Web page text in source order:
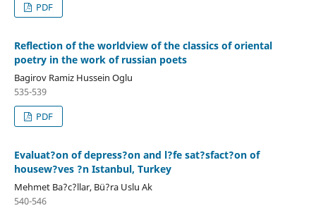
PDF
Reflection of the worldview of the classics of oriental
poetry in the work of russian poets
Bagirov Ramiz Hussein Oglu
535-539
PDF
Evaluat?on of depress?on and l?fe sat?sfact?on of
housew?ves ?n Istanbul, Turkey
Mehmet Ba?c?llar, Bü?ra Uslu Ak
540-546